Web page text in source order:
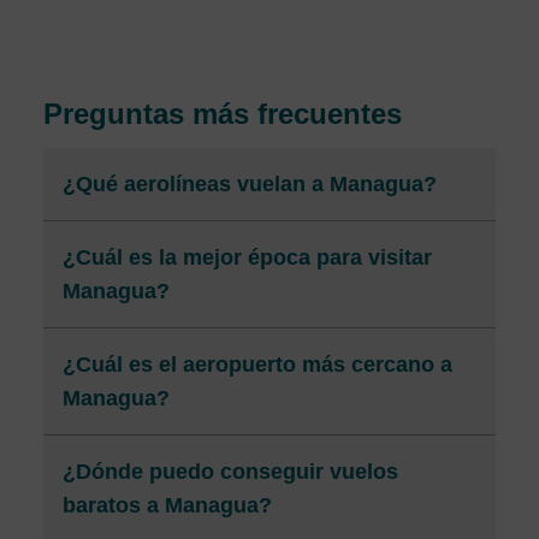
Preguntas más frecuentes
¿Qué aerolíneas vuelan a Managua?
¿Cuál es la mejor época para visitar
Managua?
¿Cuál es el aeropuerto más cercano a
Managua?
¿Dónde puedo conseguir vuelos
baratos a Managua?